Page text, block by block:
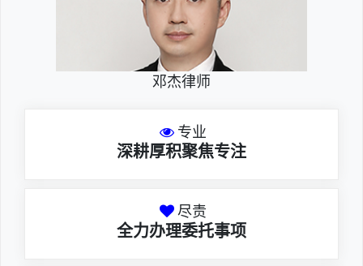
邓杰律师
专业
深耕厚积聚焦专注
尽责
全力办理委托事项